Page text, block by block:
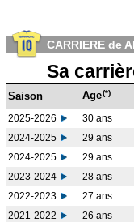
CARRIERE de
Sa
Saison Age(*)
2025-2026 30 ans
2024-2025
29 ans
2024-2025
29 ans
2023-2024
28 ans
2022-2023
27 ans
2021-2022
26 ans